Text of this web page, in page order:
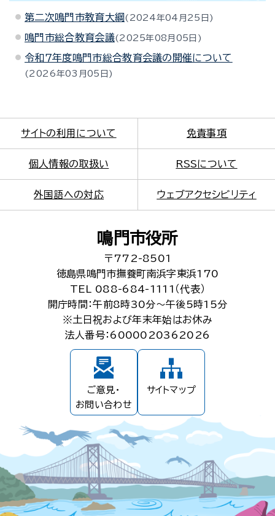
第二次鳴門市教育大綱 2024年04月25日
鳴門市総合教育会議 2025年08月05日
令和７年度鳴門市総合教育会議の開催について
2026年03月05日
サイトの利用について 免責事項
個人情報の取扱い RSSについて
外国語への対応 ウェブアクセシビリティ
鳴門市役所
〒772-8501
徳島県鳴門市撫養町南浜字東浜170
TEL 088-684-1111（代表）
開庁時間：午前8時30分～午後5時15分
※土日祝および年末年始はお休み
法人番号：6000020362026
ご意見・
お問い合わせ
サイトマップ